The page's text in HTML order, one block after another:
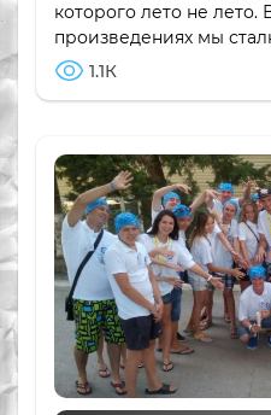
которого лето не лето.
произведениях мы
1.1К